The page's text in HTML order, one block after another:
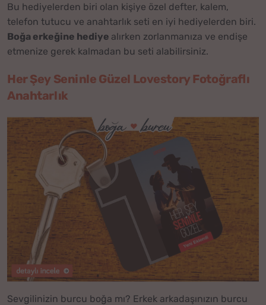
Bu hediyelerden biri olan kişiye özel defter, kalem,
telefon tutucu ve anahtarlık seti en iyi hediyelerden biri.
Boğa erkeğine hediye alırken zorlanmanıza ve endişe
etmenize gerek kalmadan bu seti alabilirsiniz.
Her Şey Seninle Güzel Lovestory Fotoğraflı
Anahtarlık
Sevgilinizin burcu boğa mı? Erkek arkadaşınızın burcu